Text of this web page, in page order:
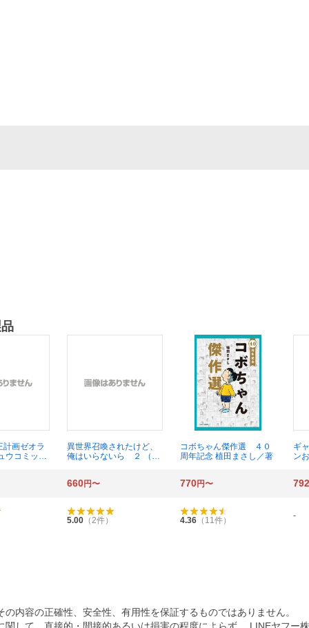
画ゼオラ
ウコミック
異世界召喚されたけど、
俺はいらないら ２ （Ｒ
こうり
コボちゃん傑作選 ４０
周年記念 植田まさし／著
ギ
ン
ス
660円〜 770円〜 792
5.00 （2件） 4.36 （ 11件） -
内容の正確性、安全性、有用性を保証するものではありません。